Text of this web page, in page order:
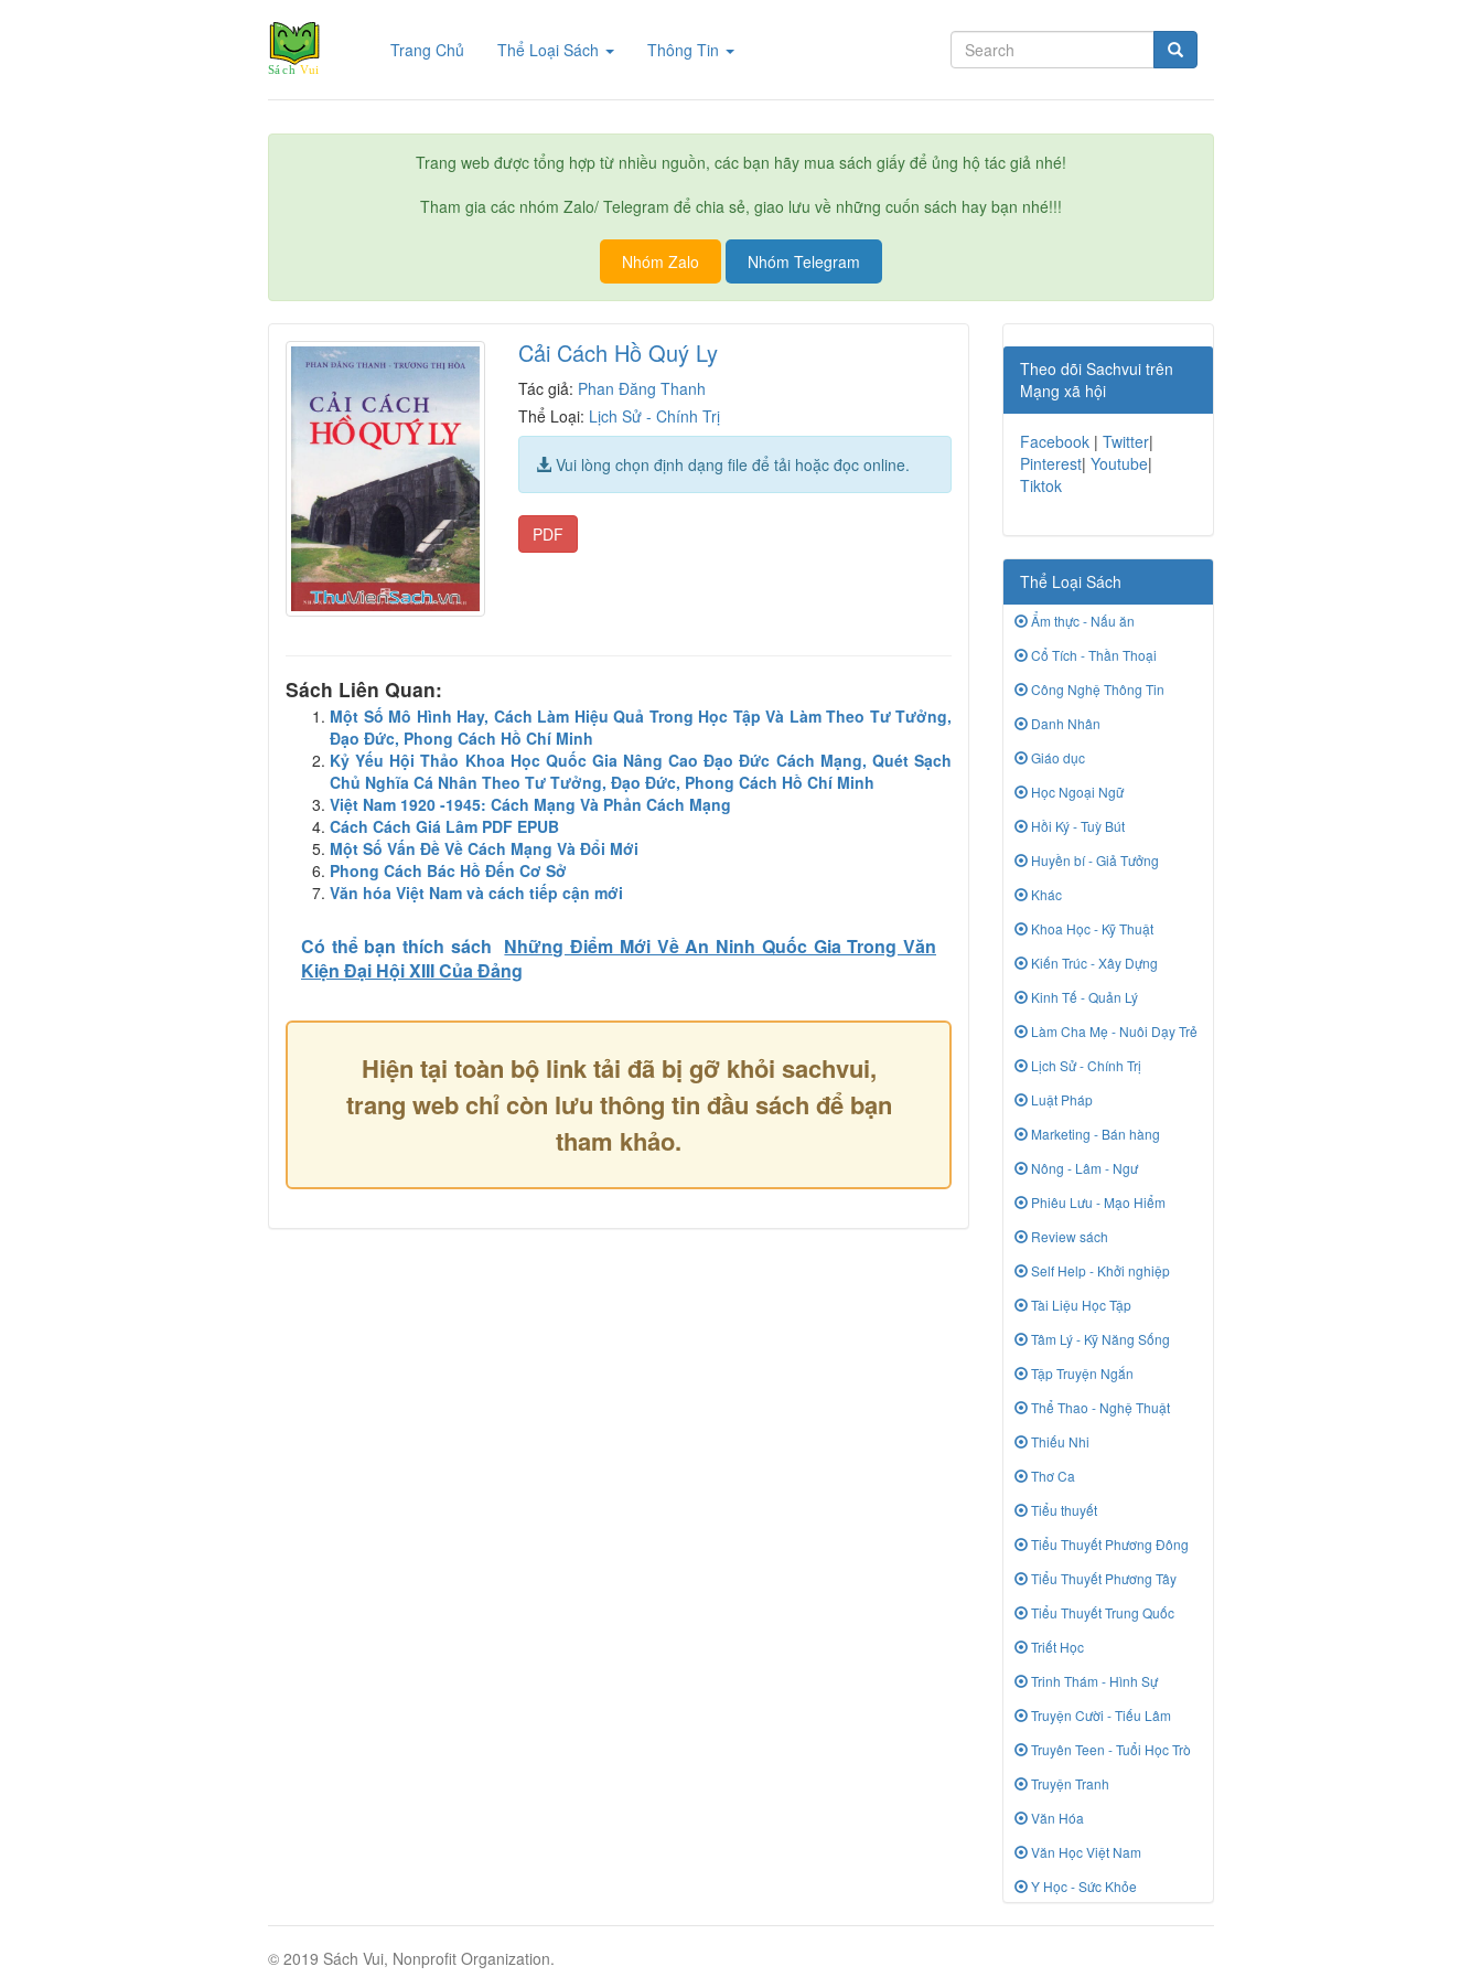
Trang Chủ (current)Thể Loại Sách Thông Tin
Trang web được tổng hợp từ nhiều nguồn, các bạn hãy mua sách giấy để ủng hộ tác giả nhé!
Tham gia các nhóm Zalo/ Telegram để chia sẻ, giao lưu về những cuốn sách hay bạn nhé!!!
Nhóm Zalo Nhóm Telegram
Cải Cách Hồ Quý Ly
Tác giả: Phan Đăng Thanh
Thể Loại: Lịch Sử - Chính Trị
Vui lòng chọn định dạng file để tải hoặc đọc online.
PDF
Sách Liên Quan:
Một Số Mô Hình Hay, Cách Làm Hiệu Quả Trong Học Tập Và Làm Theo Tư Tưởng,
Đạo Đức, Phong Cách Hồ Chí Minh
Kỷ Yếu Hội Thảo Khoa Học Quốc Gia Nâng Cao Đạo Đức Cách Mạng, Quét Sạch
Chủ Nghĩa Cá Nhân Theo Tư Tưởng, Đạo Đức, Phong Cách Hồ Chí Minh
Việt Nam 1920 -1945: Cách Mạng Và Phản Cách Mạng
Cách Cách Giá Lâm PDF EPUB
Một Số Vấn Đề Về Cách Mạng Và Đổi Mới
Phong Cách Bác Hồ Đến Cơ Sở
Văn hóa Việt Nam và cách tiếp cận mới
Có thể bạn thích sách Những Điểm Mới Về An Ninh Quốc Gia Trong Văn
Kiện Đại Hội XIII Của Đảng
Hiện tại toàn bộ link tải đã bị gỡ khỏi sachvui,
trang web chỉ còn lưu thông tin đầu sách để bạn
tham khảo.
Theo dõi Sachvui trên
Mạng xã hội
Facebook | Twitter|
Pinterest| Youtube|
Tiktok
Thể Loại Sách
Ẩm thực - Nấu ăn
Cổ Tích - Thần Thoại
Công Nghệ Thông Tin
Danh Nhân
Giáo dục
Học Ngoại Ngữ
Hồi Ký - Tuỳ Bút
Huyền bí - Giả Tưởng
Khác
Khoa Học - Kỹ Thuật
Kiến Trúc - Xây Dựng
Kinh Tế - Quản Lý
Làm Cha Mẹ - Nuôi Dạy Trẻ
Lịch Sử - Chính Trị
Luật Pháp
Marketing - Bán hàng
Nông - Lâm - Ngư
Phiêu Lưu - Mạo Hiểm
Review sách
Self Help - Khởi nghiệp
Tài Liệu Học Tập
Tâm Lý - Kỹ Năng Sống
Tập Truyện Ngắn
Thể Thao - Nghệ Thuật
Thiếu Nhi
Thơ Ca
Tiểu thuyết
Tiểu Thuyết Phương Đông
Tiểu Thuyết Phương Tây
Tiểu Thuyết Trung Quốc
Triết Học
Trinh Thám - Hình Sự
Truyện Cười - Tiếu Lâm
Truyên Teen - Tuổi Học Trò
Truyện Tranh
Văn Hóa
Văn Học Việt Nam
Y Học - Sức Khỏe
© 2019 Sách Vui, Nonprofit Organization.